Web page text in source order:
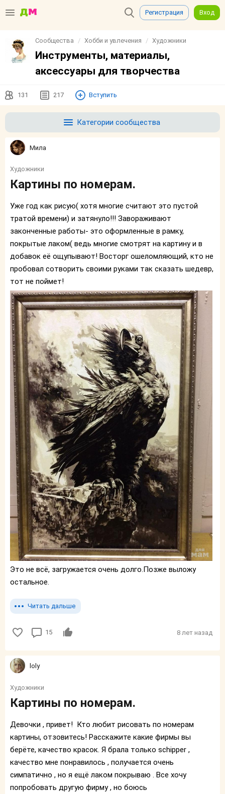
Регистрация Вход
Сообщества Хобби и увлечения Художники
Инструменты, материалы,
аксессуары для творчества
131 217 Вступить
Категории сообщества
Мила
Художники
Картины по номерам.
Уже год как рисую( хотя многие считают это пустой
тратой времени) и затянуло!!! Завораживают
законченные работы- это оформленные в рамку,
покрытые лаком( ведь многие смотрят на картину и в
добавок её ощупывают! Восторг ошеломляющий, кто не
пробовал сотворить своими руками так сказать шедевр,
тот не поймет!
Это не всё, загружается очень долго.Позже выложу
остальное.
Читать дальше
15 8 лет назад
loly
Художники
Картины по номерам.
Девочки , привет! Кто любит рисовать по номерам
картины, отзовитесь! Расскажите какие фирмы вы
берёте, качество красок. Я брала только sсhipper ,
качество мне понравилось , получается очень
симпатично , но я ещё лаком покрываю . Все хочу
попробовать другую фирму , но боюсь